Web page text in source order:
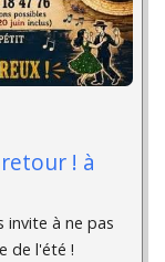
retour ! à
invite à ne pas
de l'été !